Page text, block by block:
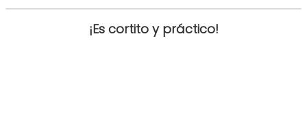
¡Es cortito y práctico!